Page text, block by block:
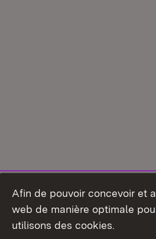
Afin de pouvoir concevoir et
web de manière optimale
utilisons des cookies.